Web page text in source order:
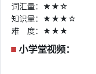
词汇量：★★☆
知识量：★★★☆
难 度：★★★
小学堂视频：